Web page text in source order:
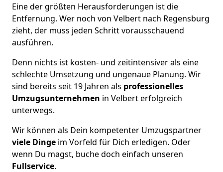
Eine der größten Herausforderungen ist die
Entfernung. Wer noch von Velbert nach Regensburg
zieht, der muss jeden Schritt vorausschauend
ausführen.
Denn nichts ist kosten- und zeitintensiver als eine
schlechte Umsetzung und ungenaue Planung. Wir
sind bereits seit 19 Jahren als professionelles
Umzugsunternehmen in Velbert erfolgreich
unterwegs.
Wir können als Dein kompetenter Umzugspartner
viele Dinge im Vorfeld für Dich erledigen. Oder
wenn Du magst, buche doch einfach unseren
Fullservice.